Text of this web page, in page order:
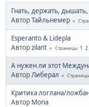
Гнать, держать,
АвторТайльнемер
Esperanto & Lidepla
Авторzilant Страницы 1 2
А нужен ли этот
Автор Либерал Страницы
Критика логлана/
Автор Mona